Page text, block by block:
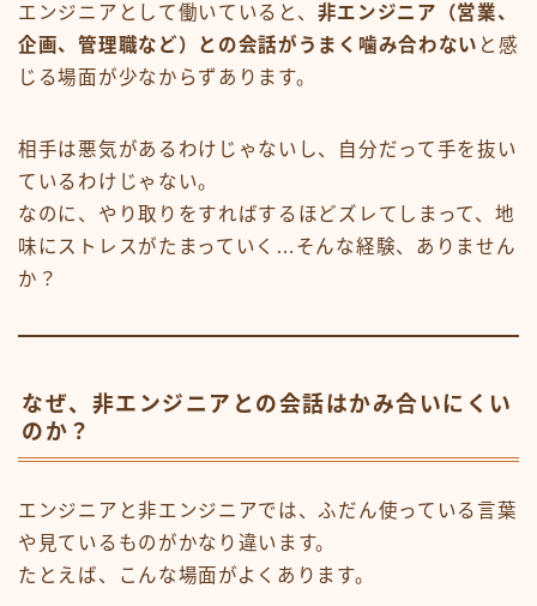
エンジニアとして働いていると、 非エンジニア（営業、
企画、管理職など）との会話がうまく噛み合わない と感
じる場面が少なからずあります。
相手は悪気があるわけじゃないし、自分だって手を抜い
ているわけじゃない。
なのに、やり取りをすればするほどズレてしまって、地
味にストレスがたまっていく…そんな経験、ありません
か？
なぜ、非エンジニアとの会話はかみ合いにくい
のか？
エンジニアと非エンジニアでは、ふだん使っている言葉
や見ているものがかなり違います。
たとえば、こんな場面がよくあります。